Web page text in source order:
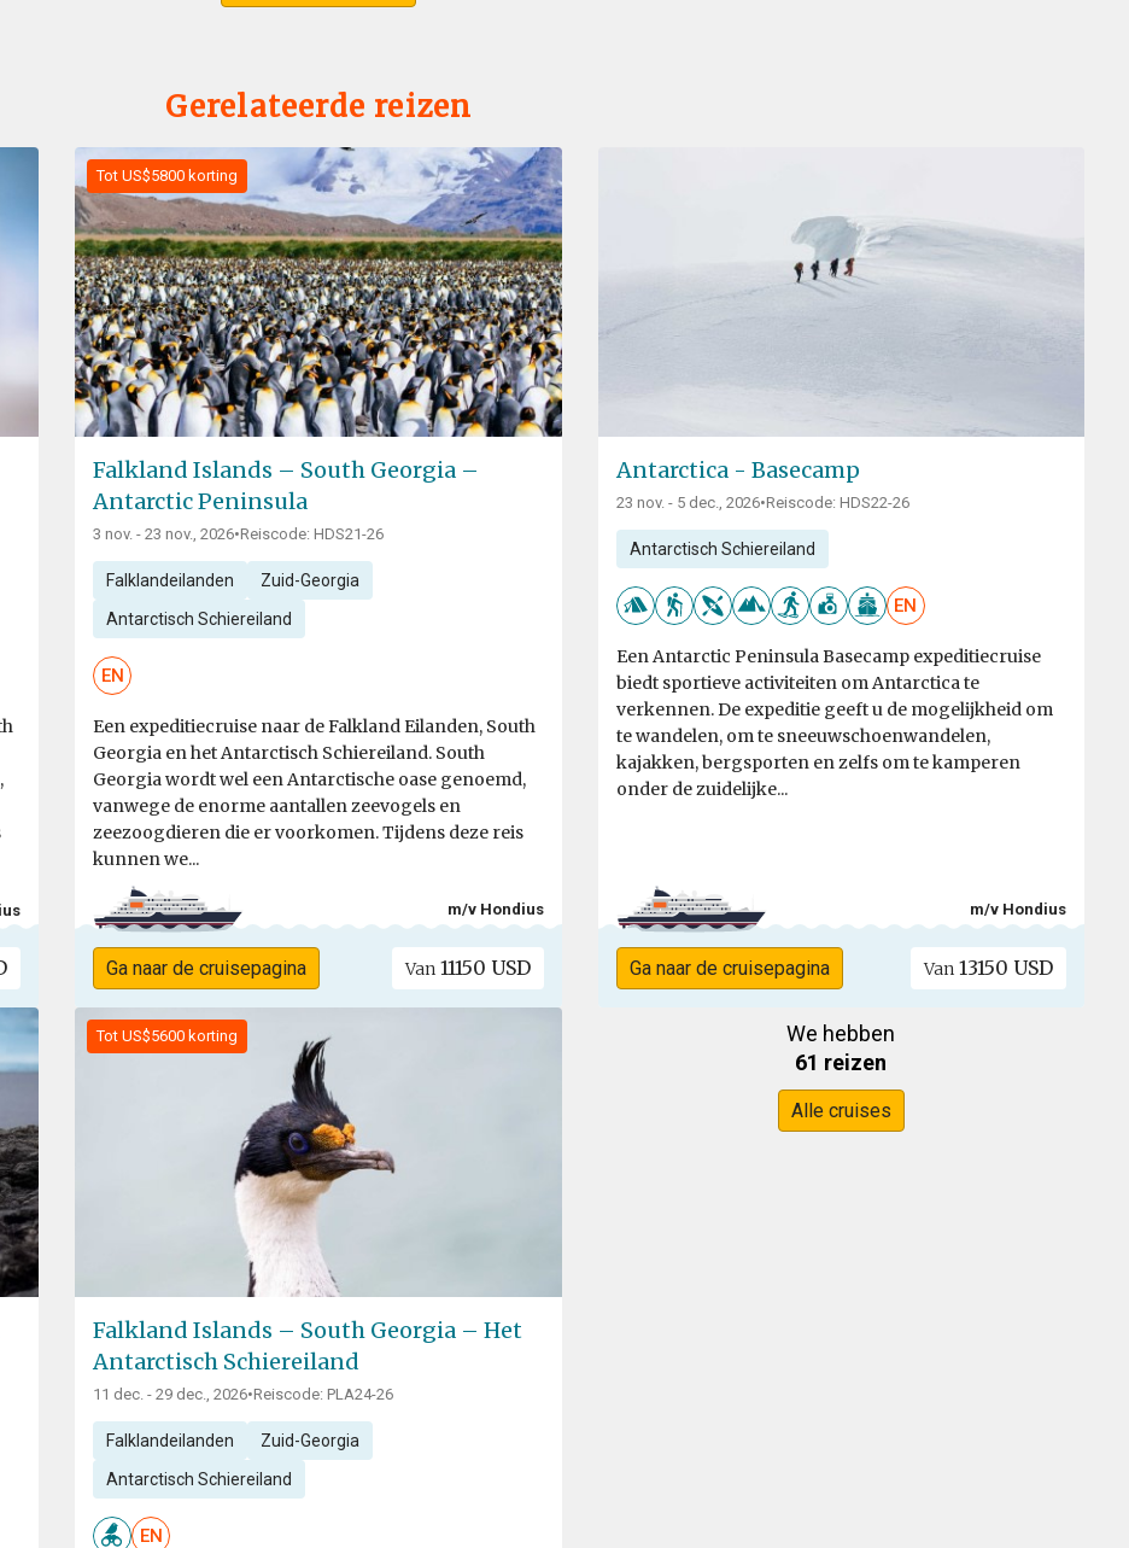
Gerelateerde reizen
Tot US$5800 korting
Falkland Islands – South Georgia –
Antarctic Peninsula
3 nov. - 23 nov., 2026•Reiscode: HDS21-26
Falklandeilanden Zuid-Georgia
Antarctisch Schiereiland
EN
Een expeditiecruise naar de Falkland Eilanden, South
Georgia en het Antarctisch Schiereiland. South
Georgia wordt wel een Antarctische oase genoemd,
vanwege de enorme aantallen zeevogels en
zeezoogdieren die er voorkomen. Tijdens deze reis
kunnen we...
m/v Hondius
Ga naar de cruisepagina Van11150 USD
Antarctica - Basecamp
23 nov. - 5 dec., 2026•Reiscode: HDS22-26
Antarctisch Schiereiland
EN
Een Antarctic Peninsula Basecamp expeditiecruise
biedt sportieve activiteiten om Antarctica te
verkennen. De expeditie geeft u de mogelijkheid om
te wandelen, om te sneeuwschoenwandelen,
kajakken, bergsporten en zelfs om te kamperen
onder de zuidelijke...
m/v Hondius
Ga naar de cruisepagina Van 13150 USD
Tot US$5600 korting
Falkland Islands – South Georgia – Het
Antarctisch Schiereiland
11 dec. - 29 dec., 2026•Reiscode: PLA24-26
Falklandeilanden Zuid-Georgia
Antarctisch Schiereiland
EN
We hebben
61 reizen
Alle cruises